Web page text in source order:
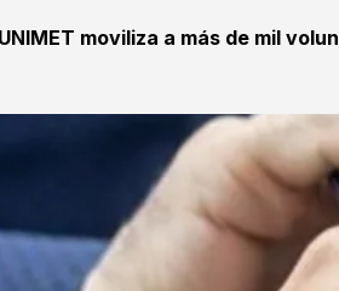
UNIMET moviliza a más de mil